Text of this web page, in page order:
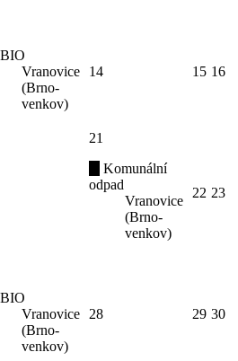
BIO
Vranovice
(Brno-
venkov)
14 15 16
21
Komunální
odpad
Vranovice
(Brno-
venkov)
22 23
BIO
Vranovice
(Brno-
venkov)
28 29 30